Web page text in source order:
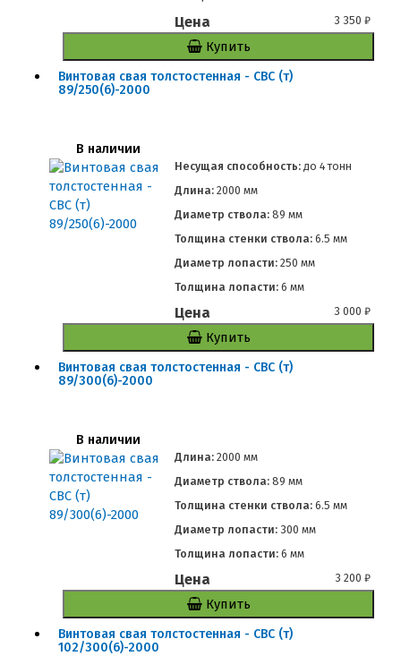
Цена 3 350₽
Купить
Винтовая свая толстостенная - СВС (т)
89/250(6)-2000
В наличии
Несущая способность: до 4 тонн
Длина:2000 мм
Диаметр ствола:89 мм
Толщина стенки ствола:6.5 мм
Диаметр лопасти:250 мм
Толщина лопасти:6 мм
Цена 3 000₽
Купить
Винтовая свая толстостенная - СВС (т)
89/300(6)-2000
В наличии
Длина:2000 мм
Диаметр ствола:89 мм
Толщина стенки ствола:6.5 мм
Диаметр лопасти:300 мм
Толщина лопасти:6 мм
Цена 3 200₽
Купить
Винтовая свая толстостенная - СВС (т)
102/300(6)-2000